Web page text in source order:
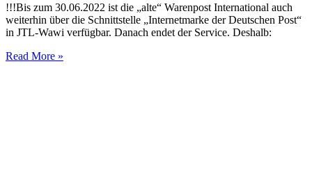
!!!Bis zum 30.06.2022 ist die „alte“ Warenpost International auch
weiterhin über die Schnittstelle „Internetmarke der Deutschen Post“
in JTL-Wawi verfügbar. Danach endet der Service. Deshalb:
Read More »